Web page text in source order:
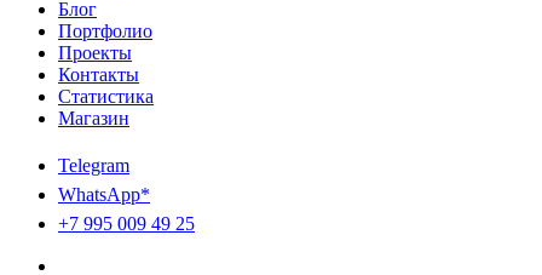
Блог
Портфолио
Проекты
Контакты
Статистика
Магазин
Telegram
WhatsApp*
+7 995 009 49 25